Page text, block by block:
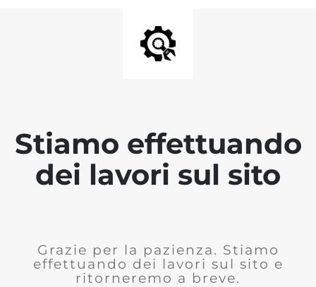
Stiamo effettuando
dei lavori sul sito
Grazie per la pazienza. Stiamo
effettuando dei lavori sul sito e
ritorneremo a breve.